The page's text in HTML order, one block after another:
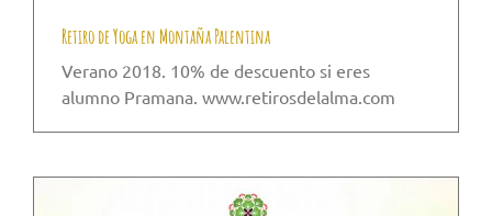
Retiro de Yoga en Montaña Palentina
Verano 2018. 10% de descuento si eres
alumno Pramana. www.retirosdelalma.com